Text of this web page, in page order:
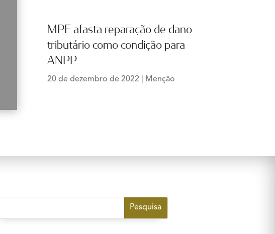
MPF afasta reparação de dano
tributário como condição para
ANPP
20 de dezembro de 2022 Menção